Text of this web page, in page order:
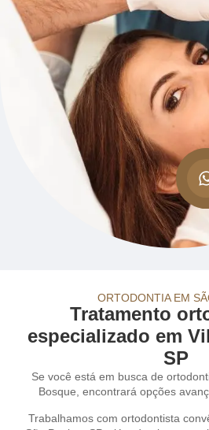
ORTODONTIA EM
Tratamento
especializado em
SP
Se você está em busca de
Bosque, encontrará opções
Trabalhamos com ortodontista